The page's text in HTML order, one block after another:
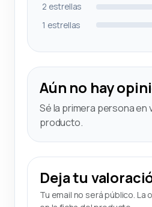
2 estrellas
1 estrellas
Aún no hay
Sé la primera persona en
producto.
Deja tu
Tu email no será público. La